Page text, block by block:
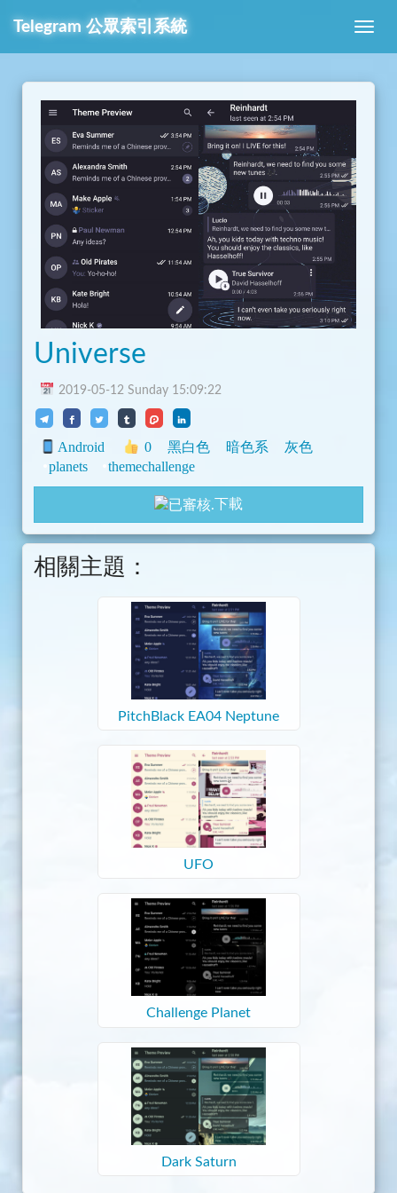
Telegram 公眾索引系統
Universe
2019-05-12 Sunday 15:09:22
Android 0 黑白色 暗色系
灰色
planets
themechallenge
下載
相關主題：
PitchBlack EA04 Neptune
UFO
Challenge Planet
Dark Saturn